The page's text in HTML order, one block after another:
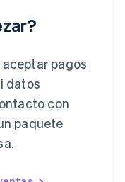
pagos
datos
con
paquete